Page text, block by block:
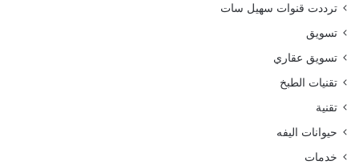
ترددت قنوات سهيل سات
تسويق
تسويق عقاري
تقنيات الطبخ
تقنية
حيوانات اليفه
خدمات